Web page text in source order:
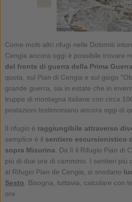
Come molti altri rifugi nelle Dolomiti
Cengia ancora oggi è possibile trovare
del fronte di guerra della Prima
quota, sul Pian di Cengia e sul giogo
grande guerra, sia in estate che in
truppe di montagna italiane con circa
postazioni testimoniano ancora oggi di
Il rifugio è raggiungibile attraverso
semplice è il sentiero escursionistico
sopra Misurina . Da lì il Rifugio Pian di
più di due ore di cammino. I sentieri più
al Rifugio Pian de Cengia, si snodano
Sesto . Bisogna, tuttavia, calcolare con
ore.